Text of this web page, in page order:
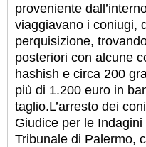
proveniente
viaggiavano i coniugi,
perquisizione,
posteriori con alcune
hashish e circa 200
più di 1.200 euro in
taglio.L’arresto dei
Giudice per le
Tribunale di Palermo,